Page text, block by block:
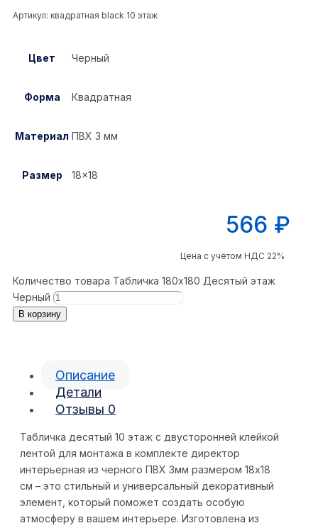
Артикул: квадратная black 10 этаж
Цвет Черный
Форма Квадратная
Материал ПВХ 3 мм
Размер 18×18
566 ₽
Цена с учётом НДС 22%
Количество товара Табличка 180x180 Десятый этаж
Черный
В корзину
Описание
Детали
Отзывы 0
Табличка десятый 10 этаж с двусторонней клейкой
лентой для монтажа в комплекте директор
интерьерная из черного ПВХ 3мм размером 18х18
см – это стильный и универсальный декоративный
элемент, который поможет создать особую
атмосферу в вашем интерьере. Изготовлена из